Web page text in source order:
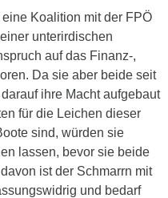
Koalition mit der FPÖ
unterirdischen
auf das Finanz-,
Da sie aber beide seit
ihre Macht aufgebaut
für die Leichen dieser
sind, würden sie
lassen, bevor sie beide
ist der Schmarrn mit
und bedarf